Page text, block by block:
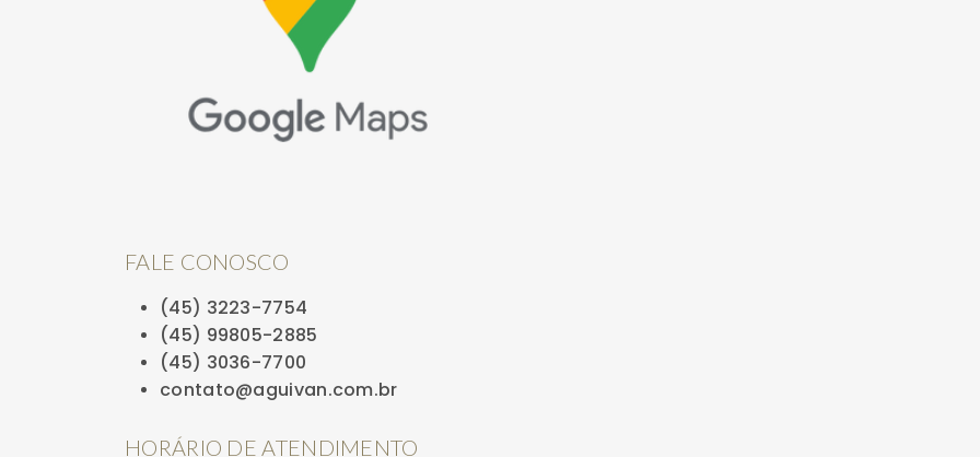
FALE CONOSCO
(45) 3223-7754
(45) 99805-2885
(45) 3036-7700
contato@aguivan.com.br
HORÁRIO DE ATENDIMENTO